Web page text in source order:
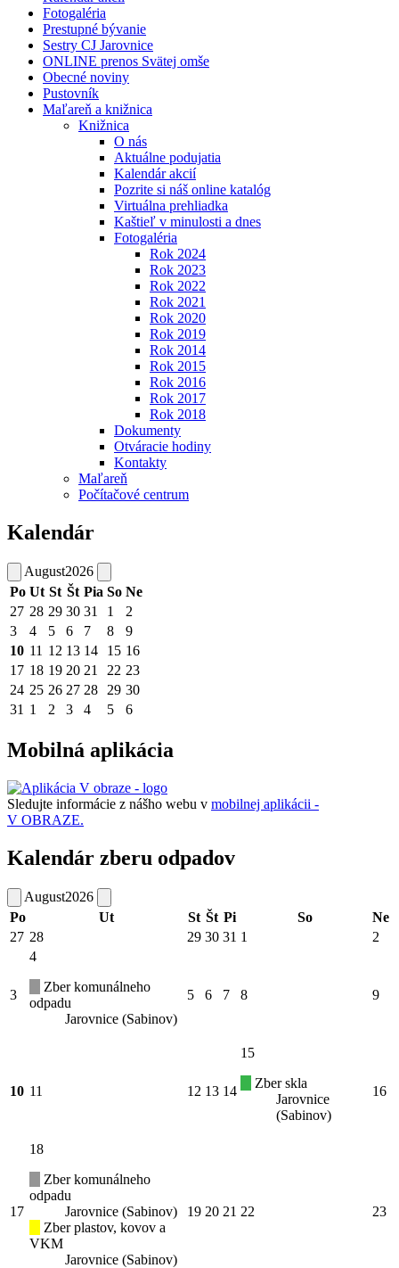
Fotogaléria
Prestupné bývanie
Sestry CJ Jarovnice
ONLINE prenos Svätej omše
Obecné noviny
Pustovník
Maľareň a knižnica
Knižnica
O nás
Aktuálne podujatia
Kalendár akcií
Pozrite si náš online katalóg
Virtuálna prehliadka
Kaštieľ v minulosti a dnes
Fotogaléria
Rok 2024
Rok 2023
Rok 2022
Rok 2021
Rok 2020
Rok 2019
Rok 2014
Rok 2015
Rok 2016
Rok 2017
Rok 2018
Dokumenty
Otváracie hodiny
Kontakty
Maľareň
Počítačové centrum
Kalendár
August2026
Po Ut St Št Pia So Ne
27 28 29 30 31 1
2
3
4 5 6 7 8
9
10 11 12 13 14 15 16
17 18 19 20 21 22 23
24 25 26 27 28 29 30
31 1 2 3 4 5 6
Mobilná aplikácia
Sledujte informácie z nášho webu v mobilnej aplikácii -
V OBRAZE.
Kalendár zberu odpadov
August2026
Po
Ut St Št Pi So
Ne
27 28 29 30 31 1 2
3
4
Zber komunálneho
odpadu
Jarovnice (Sabinov)
5 6 7 8 9
10 11 12 13 14
15
Zber skla
Jarovnice
(Sabinov)
16
17
18
Zber komunálneho
odpadu
Jarovnice (Sabinov)
Zber plastov, kovov a
VKM
Jarovnice (Sabinov)
19 20 21 22 23